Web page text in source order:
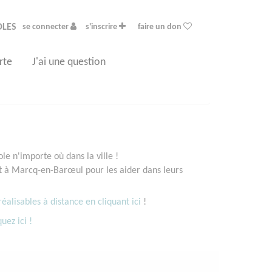
se connecter s'inscrire faire un don
J'ai une question
n'importe où dans la ville !
à Marcq-en-Barœul pour les aider dans leurs
à distance en cliquant ici !
ici !